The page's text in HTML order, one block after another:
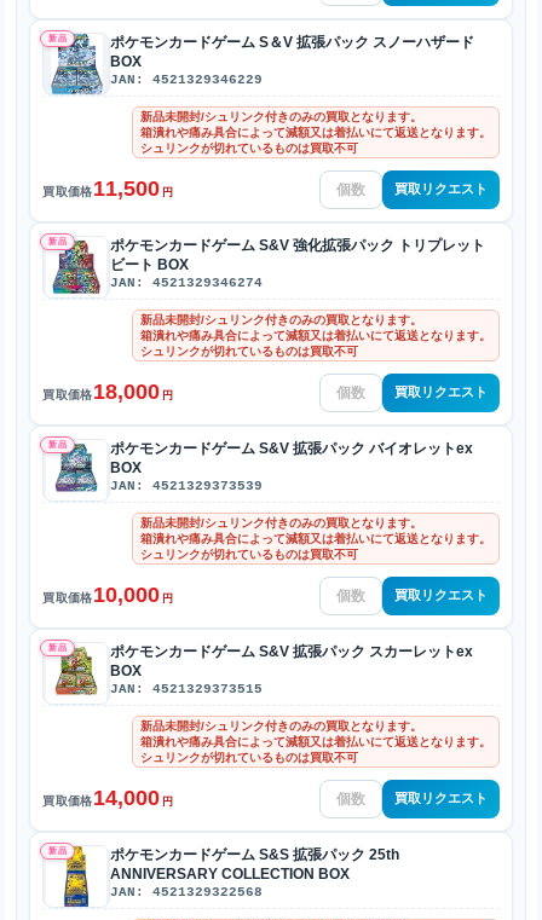
新品
ポケモンカードゲーム S＆V 拡張パック スノーハザード
BOX
JAN: 4521329346229
新品未開封/シュリンク付きのみの買取となります。
箱潰れや痛み具合によって減額又は着払いにて返送となります。
シュリンクが切れているものは買取不可
買取価格11,500 円 買取リクエスト
新品
ポケモンカードゲーム S&V 強化拡張パック トリプレット
ビート BOX
JAN: 4521329346274
新品未開封/シュリンク付きのみの買取となります。
箱潰れや痛み具合によって減額又は着払いにて返送となります。
シュリンクが切れているものは買取不可
買取価格18,000 円 買取リクエスト
新品
ポケモンカードゲーム S&V 拡張パック バイオレットex
BOX
JAN: 4521329373539
新品未開封/シュリンク付きのみの買取となります。
箱潰れや痛み具合によって減額又は着払いにて返送となります。
シュリンクが切れているものは買取不可
買取価格10,000 円 買取リクエスト
新品
ポケモンカードゲーム S&V 拡張パック スカーレットex
BOX
JAN: 4521329373515
新品未開封/シュリンク付きのみの買取となります。
箱潰れや痛み具合によって減額又は着払いにて返送となります。
シュリンクが切れているものは買取不可
買取価格14,000 円 買取リクエスト
新品
ポケモンカードゲーム S&S 拡張パック 25th
ANNIVERSARY COLLECTION BOX
JAN: 4521329322568